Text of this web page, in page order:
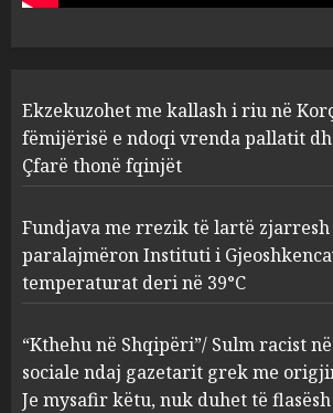
1 AUGUST 8, 2026
2
zjarresh në 8
paralajmëron
deri në 39°C
“Kthehu në
racist në rrjetet
gazetarit grek
shqiptare: Je
nuk duhet të
AUGUST 8, 2026
Ekzekuzohet me kallash i riu në
fëmijërisë e ndoqi vrenda pallatit
Çfarë thonë fqinjët
Fundjava me rrezik të lartë zjarresh
paralajmëron Instituti i
temperaturat deri në 39°C
“Kthehu në Shqipëri”/ Sulm racist
sociale ndaj gazetarit grek me
Je mysafir këtu, nuk duhet të